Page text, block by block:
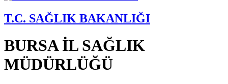
T.C. SAĞLIK BAKANLIĞI
BURSA İL SAĞLIK
MÜDÜRLÜĞÜ